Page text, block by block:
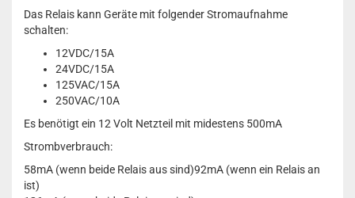
Das Relais kann Geräte mit folgender Stromaufnahme
schalten:
12VDC/15A
24VDC/15A
125VAC/15A
250VAC/10A
Es benötigt ein 12 Volt Netzteil mit midestens 500mA
Strombverbrauch:
58mA (wenn beide Relais aus sind)92mA (wenn ein Relais an
ist)